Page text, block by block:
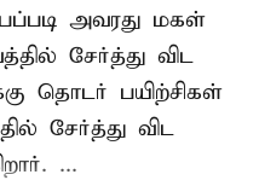
அவரது மகள்
சேர்த்து விட
தொடர் பயிற்சிகள்
சேர்த்து விட
...